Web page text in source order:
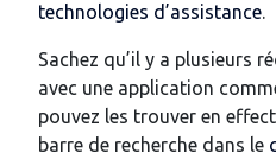
technologies d’assistance.
Sachez qu’il y a plusieurs
avec une application
pouvez les trouver en
barre de recherche dans le